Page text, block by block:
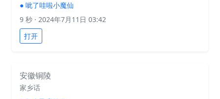
● 呲了哇啦小魔仙
9 秒 · 2024年7月11日 03:42
打开
安徽铜陵
家乡话